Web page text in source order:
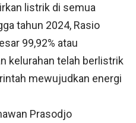
listrik di semua
tahun 2024, Rasio
99,92% atau
kelurahan telah berlistrik
mewujudkan energi
Prasodjo